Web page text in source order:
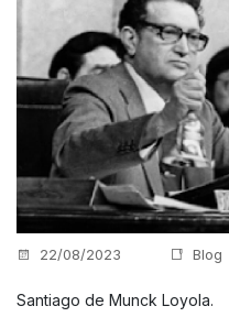
22/08/2023 Blog
Santiago de Munck Loyola.